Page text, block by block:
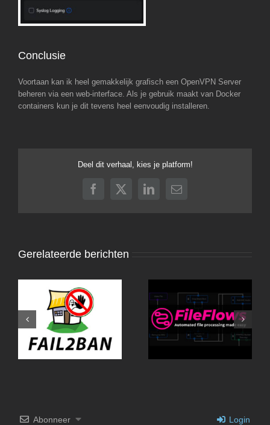
Conclusie
Voortaan kan ik heel gemakkelijk grafisch een OpenVPN Server
beheren via een web-interface. Als je gebruik maakt van Docker
containers kun je dit tevens heel eenvoudig installeren.
Deel dit verhaal, kies je platform!
Facebook
X LinkedIn
E-
Gerelateerde berichten
Fail2Ban-UI
Abonneer Login